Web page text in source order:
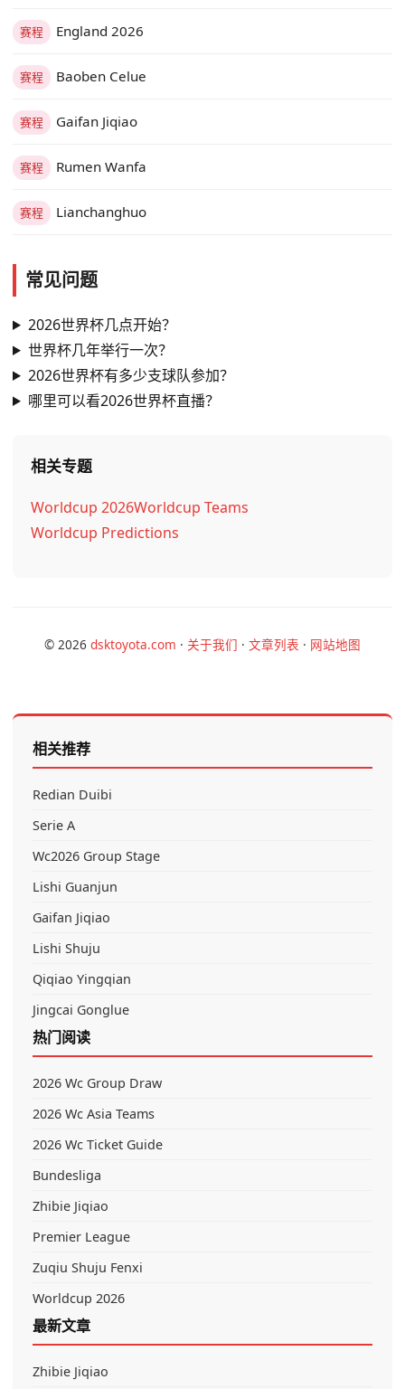
赛程 England 2026
赛程 Baoben Celue
赛程 Gaifan Jiqiao
赛程 Rumen Wanfa
赛程 Lianchanghuo
常见问题
2026世界杯几点开始？
世界杯几年举行一次？
2026世界杯有多少支球队参加？
哪里可以看2026世界杯直播？
相关专题
Worldcup 2026Worldcup Teams
Worldcup Predictions
© 2026 dsktoyota.com · 关于我们 · 文章列表 · 网站地图
相关推荐
Redian Duibi
Serie A
Wc2026 Group Stage
Lishi Guanjun
Gaifan Jiqiao
Lishi Shuju
Qiqiao Yingqian
Jingcai Gonglue
热门阅读
2026 Wc Group Draw
2026 Wc Asia Teams
2026 Wc Ticket Guide
Bundesliga
Zhibie Jiqiao
Premier League
Zuqiu Shuju Fenxi
Worldcup 2026
最新文章
Zhibie Jiqiao